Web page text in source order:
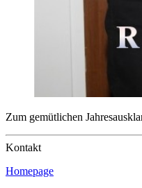
Zum gemütlichen
Kontakt
Homepage